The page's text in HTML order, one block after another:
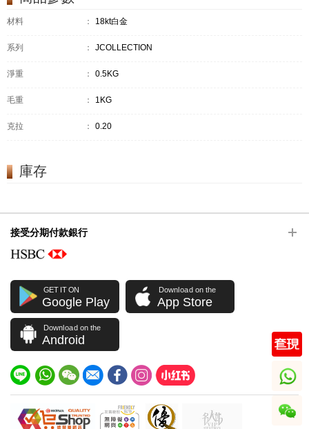
材料 ： 18kt白金
系列 ： JCOLLECTION
淨重 ： 0.5KG
毛重 ： 1KG
克拉 ： 0.20
庫存
接受分期付款銀行
GET IT ON
Google Play
Download on the
App Store
Download on the
Android
whatsapp